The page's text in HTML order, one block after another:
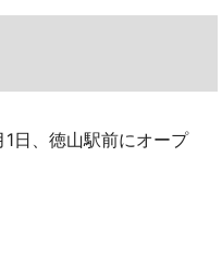
日、徳山駅前にオープ